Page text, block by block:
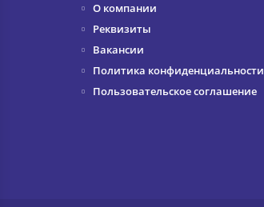
О компании
Реквизиты
Вакансии
Политика конфиденциальности
Пользовательское соглашение